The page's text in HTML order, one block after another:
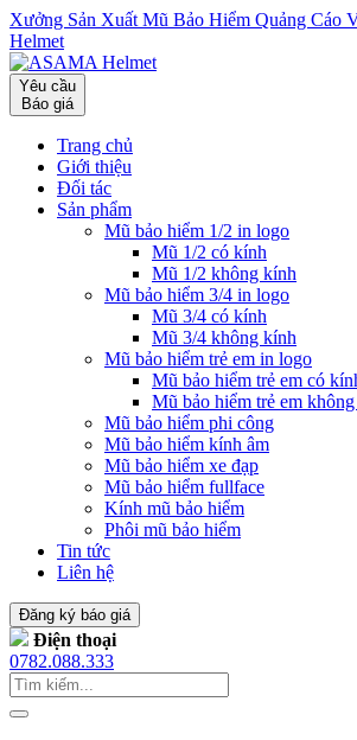
Xưởng Sản Xuất Mũ Bảo Hiểm Quảng Cáo
Helmet
Yêu cầu
Báo giá
Trang chủ
Giới thiệu
Đối tác
Sản phẩm
Mũ bảo hiểm 1/2 in logo
Mũ 1/2 có kính
Mũ 1/2 không kính
Mũ bảo hiểm 3/4 in logo
Mũ 3/4 có kính
Mũ 3/4 không kính
Mũ bảo hiểm trẻ em in logo
Mũ bảo hiểm trẻ em có
Mũ bảo hiểm trẻ em
Mũ bảo hiểm phi công
Mũ bảo hiểm kính âm
Mũ bảo hiểm xe đạp
Mũ bảo hiểm fullface
Kính mũ bảo hiểm
Phôi mũ bảo hiểm
Tin tức
Liên hệ
Đăng ký báo giá
Điện thoại
0782.088.333